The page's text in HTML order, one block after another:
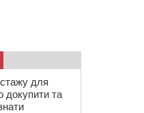
для
докупити та